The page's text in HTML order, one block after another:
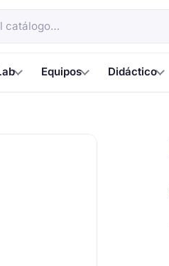
Equipos Didáctico